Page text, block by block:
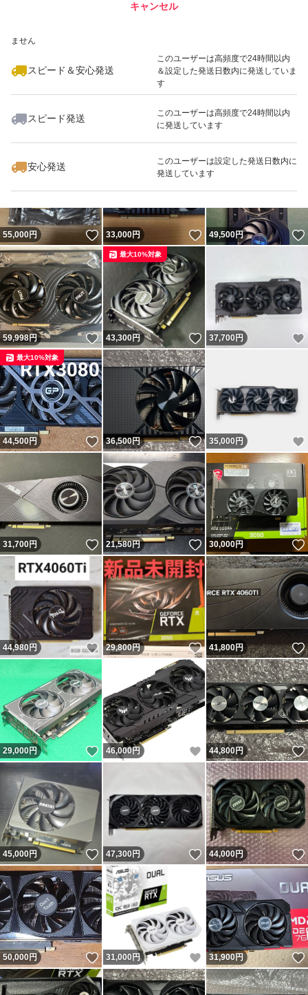
ません
スピード＆安心発送
このユーザーは高頻度で24時間以内
＆設定した発送日数内に発送していま
す
スピード発送
このユーザーは高頻度で24時間以内
に発送しています
安心発送
このユーザーは設定した発送日数内に
発送しています
キャンセル
いいね！
43,400
55,000円 いいね！
33,000円 いいね！
49,500円
59,998円 いいね！
43,300円 いいね！
最大10%対象
37,700円
44,500円 いいね！
最大10%対象
36,500円 いいね！
35,000 円
31,700円 いいね！
21,580円 いいね！
30,000円
44,980円 いいね！
29,800円 いいね！
41,800円
29,000円 いいね！
46,000円 いいね！
44,800円
45,000円 いいね！
47,300円 いいね！
44,000円
50,000円 いいね！
31,000 円 いいね！
31,900 円